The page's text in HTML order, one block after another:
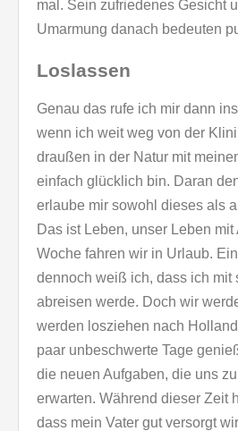
mal. Sein zufriedenes Gesicht
Umarmung danach bedeuten
Loslassen
Genau das rufe ich mir dann
wenn ich weit weg von der
draußen in der Natur mit
einfach glücklich bin. Daran
erlaube mir sowohl dieses als
Das ist Leben, unser Leben
Woche fahren wir in Urlaub.
dennoch weiß ich, dass ich mit
abreisen werde. Doch wir
werden losziehen nach
paar unbeschwerte Tage
die neuen Aufgaben, die uns
erwarten. Während dieser Zeit
dass mein Vater gut versorgt